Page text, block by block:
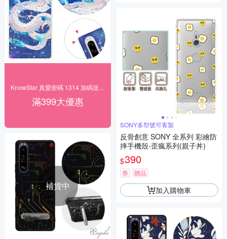
滿399大優惠
補貨中
SONY多型號可客製
反骨創意 SONY 全系列 彩繪防
摔手機殼-歪瘋系列(親子丼)
$390
券 贈品
加入購物車